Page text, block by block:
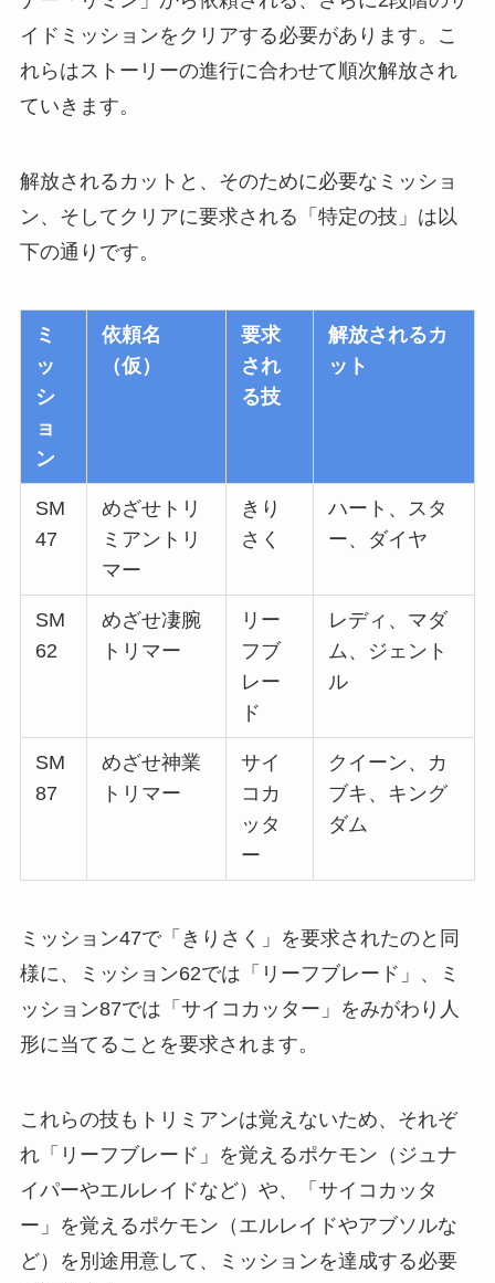
イドミッションをクリアする必要があります。こ
れらはストーリーの進行に合わせて順次解放され
ていきます。
解放されるカットと、そのために必要なミッショ
ン、そしてクリアに要求される「特定の技」は以
下の通りです。
ミ
ッ
シ
ョ
ン
依頼名
（仮）
要求
され
る技
解放されるカ
ット
SM
47
めざせトリ
ミアントリ
マー
きり
さく
ハート、スタ
ー、ダイヤ
SM
62
めざせ凄腕
トリマー
リー
フブ
レー
ド
レディ、マダ
ム、ジェント
ル
SM
87
めざせ神業
トリマー
サイ
コカ
ッタ
ー
クイーン、カ
ブキ、キング
ダム
ミッション47で「きりさく」を要求されたのと同
様に、ミッション62では「リーフブレード」、ミ
ッション87では「サイコカッター」をみがわり人
形に当てることを要求されます。
これらの技もトリミアンは覚えないため、それぞ
れ「リーフブレード」を覚えるポケモン（ジュナ
イパーやエルレイドなど）や、「サイコカッタ
ー」を覚えるポケモン（エルレイドやアブソルな
ど）を別途用意して、ミッションを達成する必要